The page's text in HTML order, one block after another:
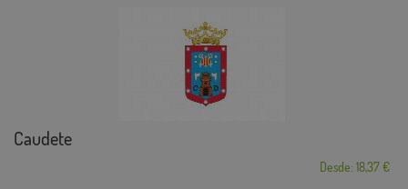
Caudete
Desde: 18,37 €